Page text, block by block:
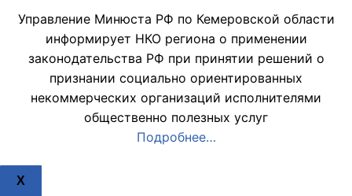
Управление Минюста РФ по Кемеровской области
информирует НКО региона о применении
законодательства РФ при принятии решений о
признании социально ориентированных
некоммерческих организаций исполнителями
общественно полезных услуг
Подробнее…
X